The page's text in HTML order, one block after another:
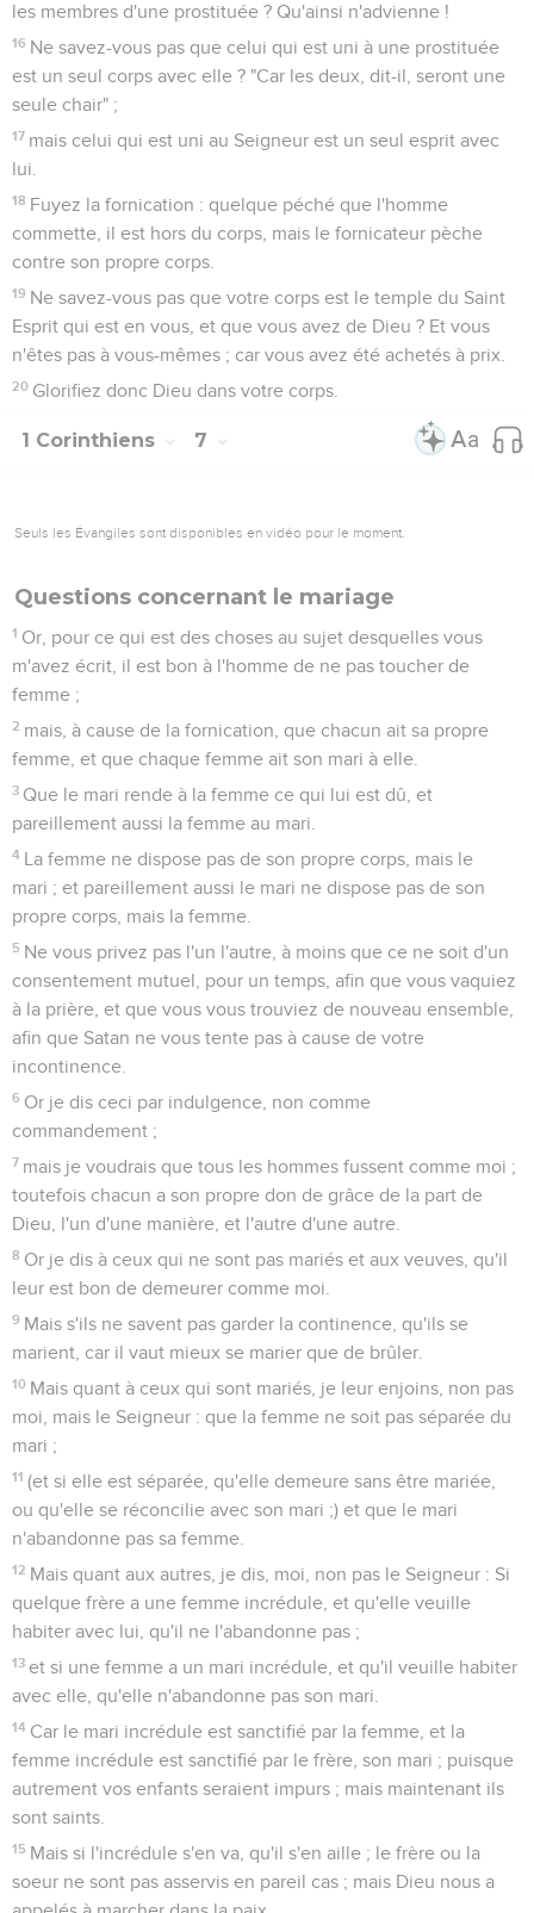
les membres d'une prostituée ? Qu'ainsi n'advienne !
16 Ne savez-vous pas que celui qui est uni à une prostituée
est un seul corps avec elle ? "Car les deux, dit-il, seront une
seule chair" ;
17 mais celui qui est uni au Seigneur est un seul esprit avec
lui.
18 Fuyez la fornication : quelque péché que l'homme
commette, il est hors du corps, mais le fornicateur pèche
contre son propre corps.
19 Ne savez-vous pas que votre corps est le temple du Saint
Esprit qui est en vous, et que vous avez de Dieu ? Et vous
n'êtes pas à vous-mêmes ; car vous avez été achetés à prix.
20 Glorifiez donc Dieu dans votre corps.
1 Corinthiens 7
Seuls les Évangiles sont disponibles en vidéo pour le moment.
Questions concernant le mariage
1 Or, pour ce qui est des choses au sujet desquelles vous
m'avez écrit, il est bon à l'homme de ne pas toucher de
femme ;
2 mais, à cause de la fornication, que chacun ait sa propre
femme, et que chaque femme ait son mari à elle.
3 Que le mari rende à la femme ce qui lui est dû, et
pareillement aussi la femme au mari.
4 La femme ne dispose pas de son propre corps, mais le
mari ; et pareillement aussi le mari ne dispose pas de son
propre corps, mais la femme.
5 Ne vous privez pas l'un l'autre, à moins que ce ne soit d'un
consentement mutuel, pour un temps, afin que vous vaquiez
à la prière, et que vous vous trouviez de nouveau ensemble,
afin que Satan ne vous tente pas à cause de votre
incontinence.
6 Or je dis ceci par indulgence, non comme
commandement ;
7 mais je voudrais que tous les hommes fussent comme moi ;
toutefois chacun a son propre don de grâce de la part de
Dieu, l'un d'une manière, et l'autre d'une autre.
8 Or je dis à ceux qui ne sont pas mariés et aux veuves, qu'il
leur est bon de demeurer comme moi.
9 Mais s'ils ne savent pas garder la continence, qu'ils se
marient, car il vaut mieux se marier que de brûler.
10 Mais quant à ceux qui sont mariés, je leur enjoins, non pas
moi, mais le Seigneur : que la femme ne soit pas séparée du
mari ;
11 (et si elle est séparée, qu'elle demeure sans être mariée,
ou qu'elle se réconcilie avec son mari ;) et que le mari
n'abandonne pas sa femme.
12 Mais quant aux autres, je dis, moi, non pas le Seigneur : Si
quelque frère a une femme incrédule, et qu'elle veuille
habiter avec lui, qu'il ne l'abandonne pas ;
13 et si une femme a un mari incrédule, et qu'il veuille habiter
avec elle, qu'elle n'abandonne pas son mari.
14 Car le mari incrédule est sanctifié par la femme, et la
femme incrédule est sanctifié par le frère, son mari ; puisque
autrement vos enfants seraient impurs ; mais maintenant ils
sont saints.
15 Mais si l'incrédule s'en va, qu'il s'en aille ; le frère ou la
soeur ne sont pas asservis en pareil cas ; mais Dieu nous a